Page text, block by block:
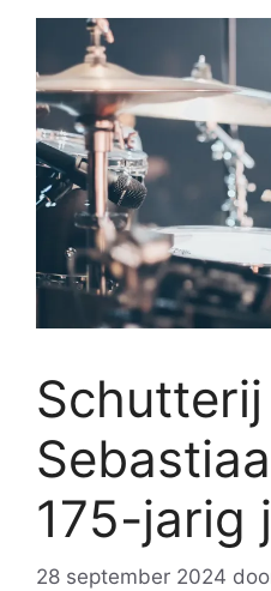
175-jarig
28 september 2024